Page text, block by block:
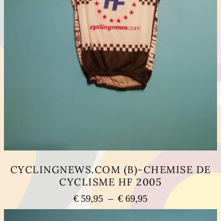
CYCLINGNEWS.COM (B)-CHEMISE DE
CYCLISME HF 2005
€ 59,95 – € 69,95Plage
de